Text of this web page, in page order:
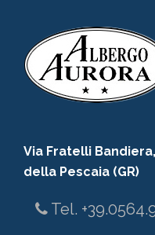
Via Fratelli
della Pescaia (GR)
Tel.